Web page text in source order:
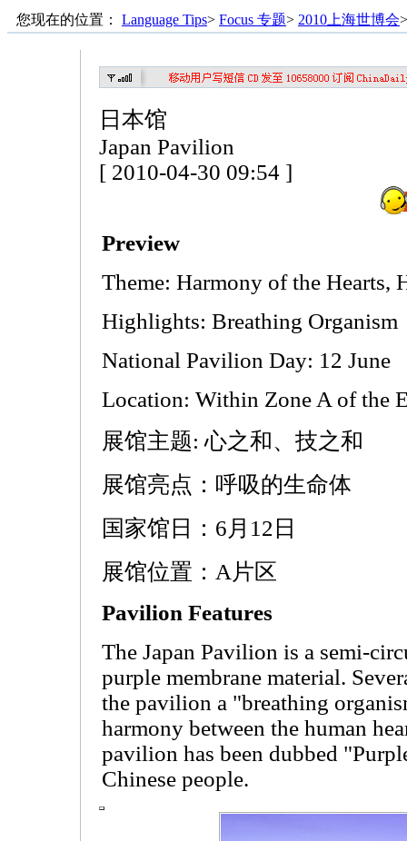
您现在的位置： Language Tips> Focus 专题> 2010上海世博会
日本馆
Japan Pavilion
[ 2010-04-30 09:54 ]
Preview
Theme: Harmony of the Hearts,
Highlights: Breathing Organism
National Pavilion Day: 12 June
Location: Within Zone A of the
展馆主题: 心之和、技之和
展馆亮点：呼吸的生命体
国家馆日：6月12日
展馆位置：A片区
Pavilion Features
The Japan Pavilion is a semi-
purple membrane material.
the pavilion a "breathing
harmony between the human
pavilion has been dubbed
Chinese people.